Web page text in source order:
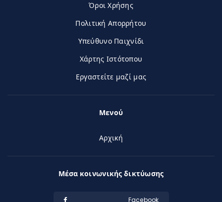
Όροι Χρήσης
Πολιτική Απορρήτου
Υπεύθυνο Παιχνίδι
Χάρτης Ιστότοπου
Εργαστείτε μαζί μας
Μενού
Αρχική
Μέσα κοινωνικής δικτύωσης
Facebook